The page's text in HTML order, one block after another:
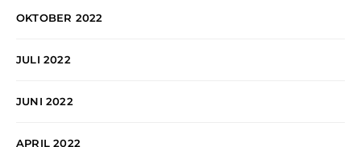
OKTOBER 2022
JULI 2022
JUNI 2022
APRIL 2022